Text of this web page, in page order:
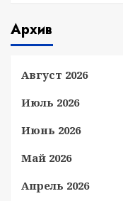
Архив
Август 2026
Июль 2026
Июнь 2026
Май 2026
Апрель 2026